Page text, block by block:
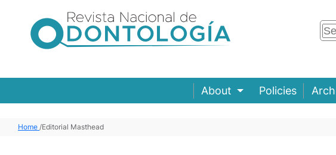
About Policies
Home /Editorial Masthead